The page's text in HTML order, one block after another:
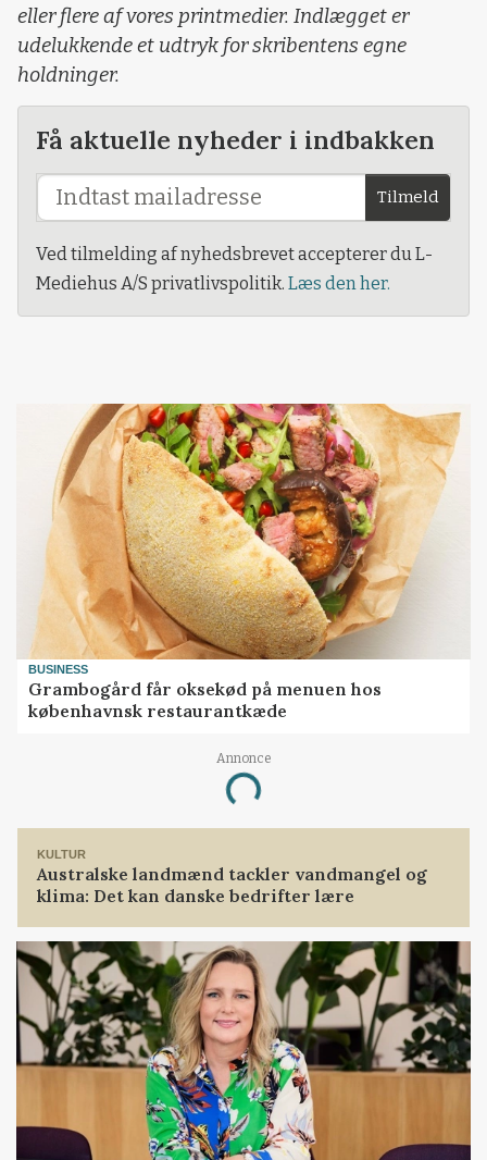
eller flere af vores printmedier. Indlægget er
udelukkende et udtryk for skribentens egne
holdninger.
Få aktuelle nyheder i indbakken
Tilmeld
Ved tilmelding af nyhedsbrevet accepterer du L-
Mediehus A/S privatlivspolitik. Læs den her.
BUSINESS
Grambogård får oksekød på menuen hos
københavnsk restaurantkæde
Annonce
Loading...
KULTUR
Australske landmænd tackler vandmangel og
klima: Det kan danske bedrifter lære